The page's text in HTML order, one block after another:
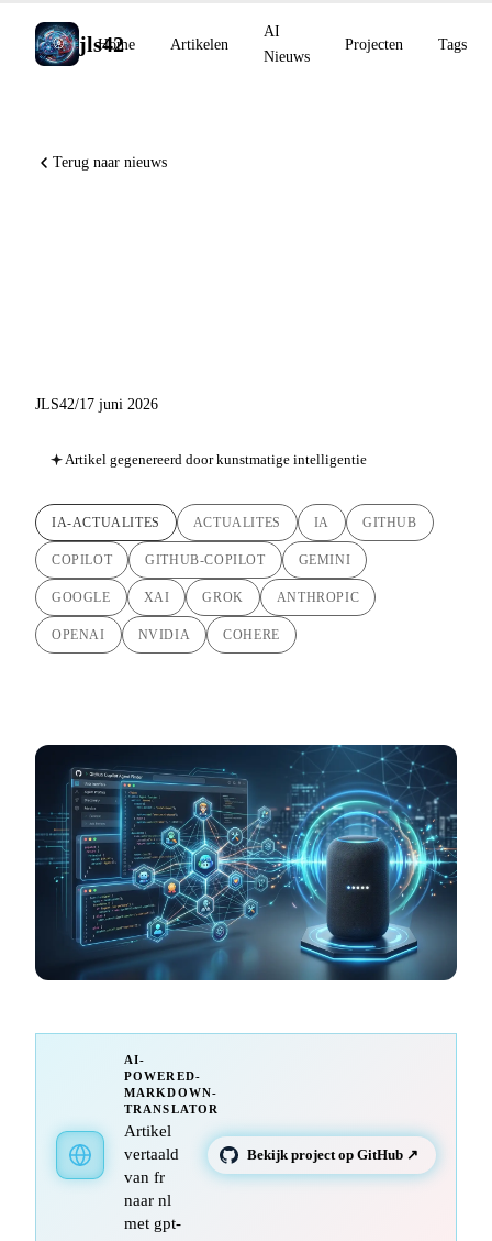
jls42
Home Artikelen
AI
Nieuws
Projecten Tags
Terug naar nieuws
JLS42/17 juni 2026
Artikel gegenereerd door kunstmatige intelligentie
IA-ACTUALITES ACTUALITES IA GITHUB
COPILOT GITHUB-COPILOT GEMINI
GOOGLE XAI GROK ANTHROPIC
OPENAI NVIDIA COHERE
AI-
POWERED-
MARKDOWN-
TRANSLATOR
Artikel
vertaald
van fr
naar nl
met gpt-
Bekijk project op GitHub ↗